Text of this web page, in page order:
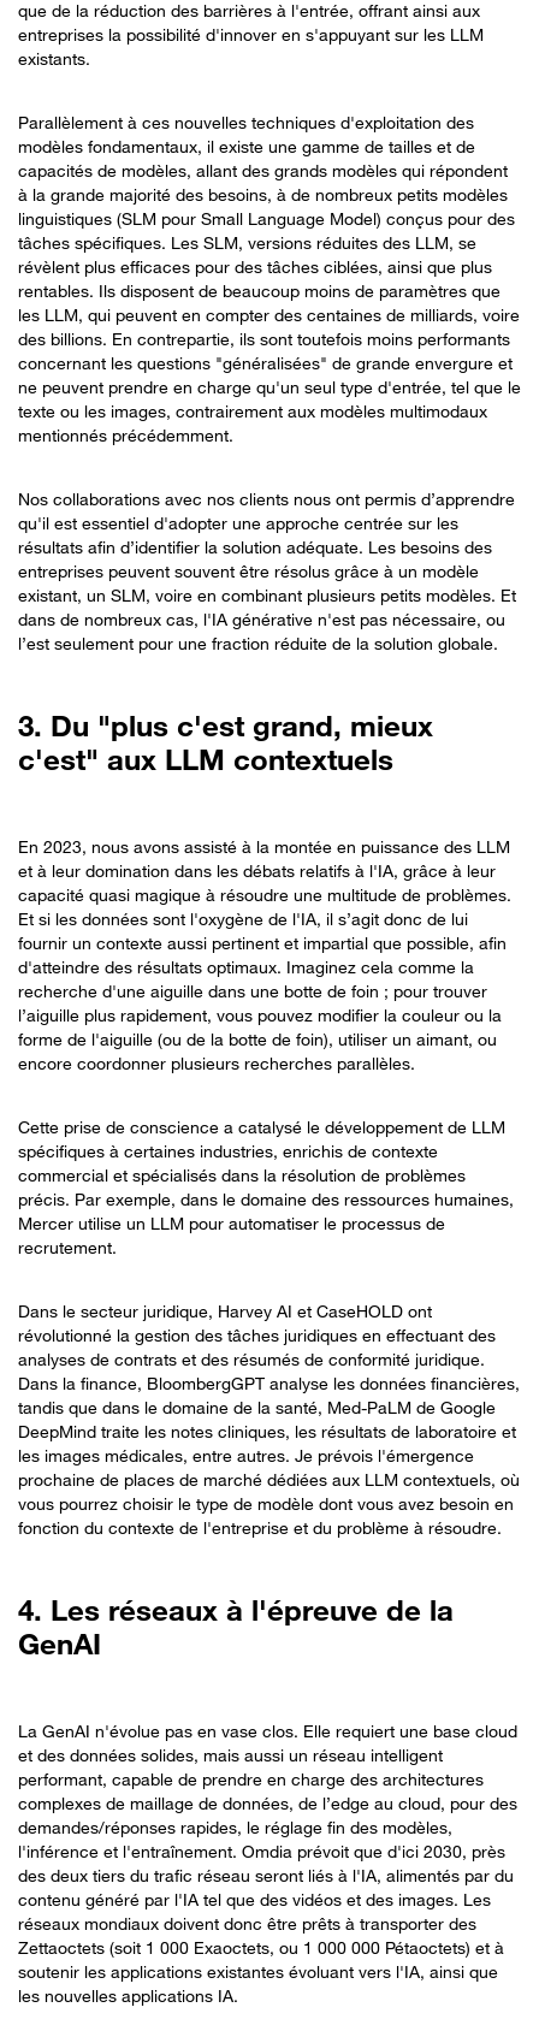
que de la réduction des barrières à l'entrée, offrant ainsi aux
entreprises la possibilité d'innover en s'appuyant sur les LLM
existants.
Parallèlement à ces nouvelles techniques d'exploitation des
modèles fondamentaux, il existe une gamme de tailles et de
capacités de modèles, allant des grands modèles qui répondent
à la grande majorité des besoins, à de nombreux petits modèles
linguistiques (SLM pour Small Language Model) conçus pour des
tâches spécifiques. Les SLM, versions réduites des LLM, se
révèlent plus efficaces pour des tâches ciblées, ainsi que plus
rentables. Ils disposent de beaucoup moins de paramètres que
les LLM, qui peuvent en compter des centaines de milliards, voire
des billions. En contrepartie, ils sont toutefois moins performants
concernant les questions "généralisées" de grande envergure et
ne peuvent prendre en charge qu'un seul type d'entrée, tel que le
texte ou les images, contrairement aux modèles multimodaux
mentionnés précédemment.
Nos collaborations avec nos clients nous ont permis d’apprendre
qu'il est essentiel d'adopter une approche centrée sur les
résultats afin d’identifier la solution adéquate. Les besoins des
entreprises peuvent souvent être résolus grâce à un modèle
existant, un SLM, voire en combinant plusieurs petits modèles. Et
dans de nombreux cas, l'IA générative n'est pas nécessaire, ou
l’est seulement pour une fraction réduite de la solution globale.
3. Du "plus c'est grand, mieux
c'est" aux LLM contextuels
En 2023, nous avons assisté à la montée en puissance des LLM
et à leur domination dans les débats relatifs à l'IA, grâce à leur
capacité quasi magique à résoudre une multitude de problèmes.
Et si les données sont l'oxygène de l'IA, il s’agit donc de lui
fournir un contexte aussi pertinent et impartial que possible, afin
d'atteindre des résultats optimaux. Imaginez cela comme la
recherche d'une aiguille dans une botte de foin ; pour trouver
l’aiguille plus rapidement, vous pouvez modifier la couleur ou la
forme de l'aiguille (ou de la botte de foin), utiliser un aimant, ou
encore coordonner plusieurs recherches parallèles.
Cette prise de conscience a catalysé le développement de LLM
spécifiques à certaines industries, enrichis de contexte
commercial et spécialisés dans la résolution de problèmes
précis. Par exemple, dans le domaine des ressources humaines,
Mercer utilise un LLM pour automatiser le processus de
recrutement.
Dans le secteur juridique, Harvey AI et CaseHOLD ont
révolutionné la gestion des tâches juridiques en effectuant des
analyses de contrats et des résumés de conformité juridique.
Dans la finance, BloombergGPT analyse les données financières,
tandis que dans le domaine de la santé, Med-PaLM de Google
DeepMind traite les notes cliniques, les résultats de laboratoire et
les images médicales, entre autres. Je prévois l'émergence
prochaine de places de marché dédiées aux LLM contextuels, où
vous pourrez choisir le type de modèle dont vous avez besoin en
fonction du contexte de l'entreprise et du problème à résoudre.
4. Les réseaux à l'épreuve de la
GenAI
La GenAI n'évolue pas en vase clos. Elle requiert une base cloud
et des données solides, mais aussi un réseau intelligent
performant, capable de prendre en charge des architectures
complexes de maillage de données, de l’edge au cloud, pour des
demandes/réponses rapides, le réglage fin des modèles,
l'inférence et l'entraînement. Omdia prévoit que d'ici 2030, près
des deux tiers du trafic réseau seront liés à l'IA, alimentés par du
contenu généré par l'IA tel que des vidéos et des images. Les
réseaux mondiaux doivent donc être prêts à transporter des
Zettaoctets (soit 1 000 Exaoctets, ou 1 000 000 Pétaoctets) et à
soutenir les applications existantes évoluant vers l'IA, ainsi que
les nouvelles applications IA.